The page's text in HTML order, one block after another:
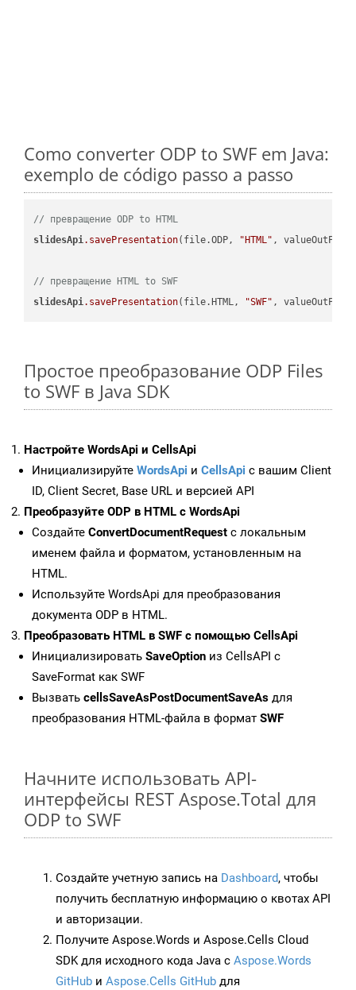
Como converter ODP to SWF em Java:
exemplo de código passo a passo
// превращение ODP to HTML
slidesApi.savePresentation(file.ODP, "HTML" ,
// превращение HTML to SWF
slidesApi.savePresentation(file.HTML, "SWF"
Простое преобразование ODP Files
to SWF в Java SDK
Настройте WordsApi и CellsApi
Инициализируйте WordsApi и CellsApi с вашим Client
ID, Client Secret, Base URL и версией API
Преобразуйте ODP в HTML с WordsApi
Создайте ConvertDocumentRequest с локальным
именем файла и форматом, установленным на
HTML.
Используйте WordsApi для преобразования
документа ODP в HTML.
Преобразовать HTML в SWF с помощью CellsApi
Инициализировать SaveOption из CellsAPI с
SaveFormat как SWF
Вызвать cellsSaveAsPostDocumentSaveAs для
преобразования HTML-файла в формат SWF
Начните использовать API-
интерфейсы REST Aspose.Total для
ODP to SWF
Создайте учетную запись на Dashboard, чтобы
получить бесплатную информацию о квотах API
и авторизации.
Получите Aspose.Words и Aspose.Cells Cloud
SDK для исходного кода Java с Aspose.Words
GitHub и Aspose.Cells GitHub для